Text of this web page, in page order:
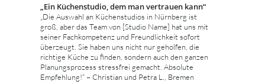
„Ein Küchenstudio, dem man vertrauen kann“
„Die Auswahl an Küchenstudios in Nürnberg ist
groß, aber das Team von [Studio Name] hat uns mit
seiner Fachkompetenz und Freundlichkeit sofort
überzeugt. Sie haben uns nicht nur geholfen, die
richtige Küche zu finden, sondern auch den ganzen
Planungsprozess stressfrei gemacht. Absolute
Empfehlung!“ – Christian und Petra L., Bremen